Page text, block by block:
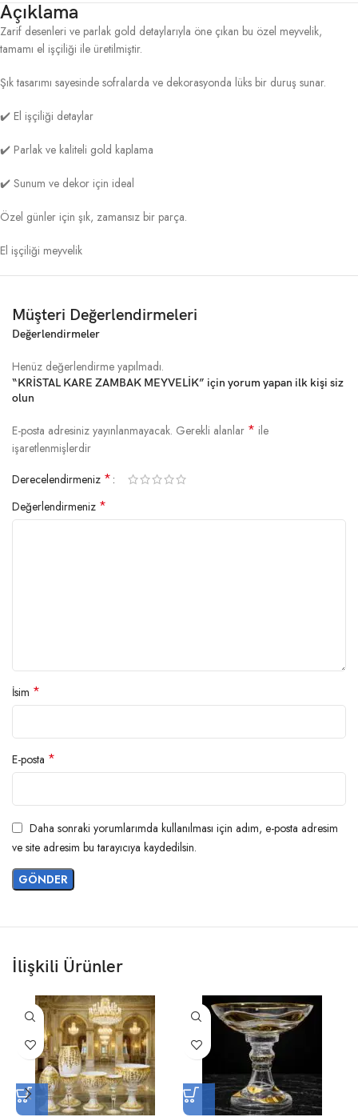
Açıklama
Zarif desenleri ve parlak gold detaylarıyla öne çıkan bu özel meyvelik,
tamamı el işçiliği ile üretilmiştir.
Şık tasarımı sayesinde sofralarda ve dekorasyonda lüks bir duruş sunar.
✔️ El işçiliği detaylar
✔️ Parlak ve kaliteli gold kaplama
✔️ Sunum ve dekor için ideal
Özel günler için şık, zamansız bir parça.
El işçiliği meyvelik
Müşteri Değerlendirmeleri
Değerlendirmeler
Henüz değerlendirme yapılmadı.
“KRİSTAL KARE ZAMBAK MEYVELİK” için yorum yapan ilk kişi siz
olun
E-posta adresiniz yayınlanmayacak. Gerekli alanlar * ile
işaretlenmişlerdir
Derecelendirmeniz *
Değerlendirmeniz *
İsim *
E-posta *
Daha sonraki yorumlarımda kullanılması için adım, e-posta adresim
ve site adresim bu tarayıcıya kaydedilsin.
İlişkili Ürünler